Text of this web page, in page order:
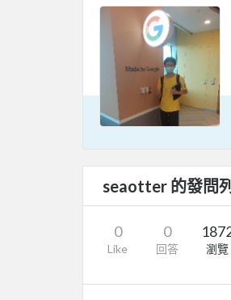
seaotter 的發問
0
Like
0
回答 瀏覽